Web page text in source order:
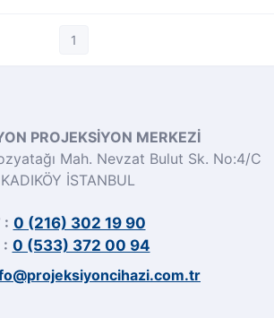
1
PROJEKSİYON MERKEZİ
Mah. Nevzat Bulut Sk. No:4/C
KADIKÖY İSTANBUL
: 0 (216) 302 19 90
: 0 (533) 372 00 94